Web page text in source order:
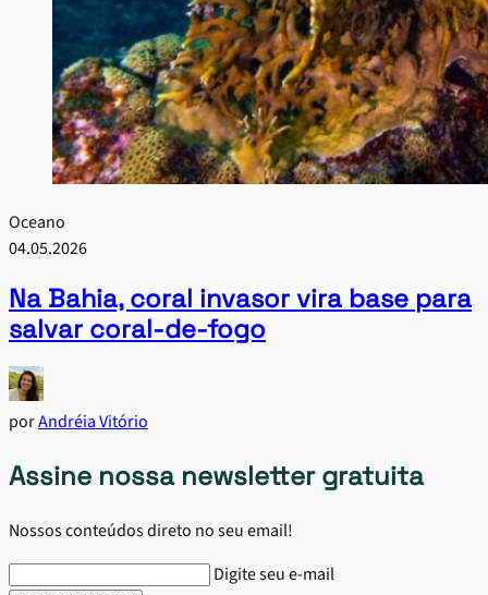
Oceano
04.05.2026
Na Bahia, coral invasor vira base para
salvar coral-de-fogo
porAndréia Vitório
Assine nossa newsletter gratuita
Nossos conteúdos direto no seu email!
Digite seu e-mail